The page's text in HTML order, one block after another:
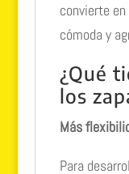
convierte
cómoda y
¿Qué
los
Más
Para